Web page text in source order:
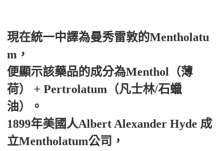
現在統一中譯為曼秀雷敦的Mentholatu
m，
便顯示該藥品的成分為Menthol（薄
荷） + Pertrolatum（凡士林/石蠟
油）。
1899年美國人Albert Alexander Hyde 成
立Mentholatum公司，